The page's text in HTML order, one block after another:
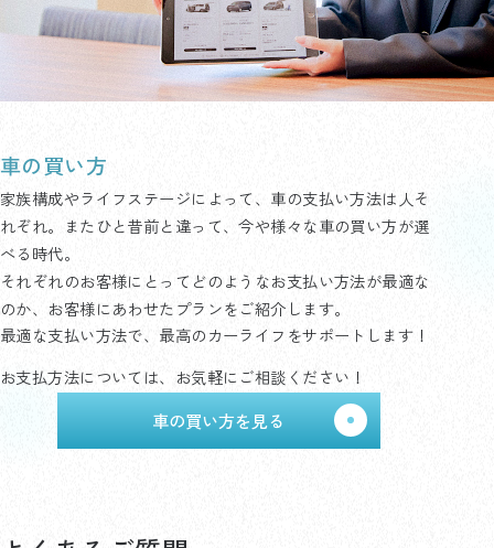
車の買い方
家族構成やライフステージによって、車の支払い方法は人そ
れぞれ。またひと昔前と違って、今や様々な車の買い方が選
べる時代。
それぞれのお客様にとってどのようなお支払い方法が最適な
のか、お客様にあわせたプランをご紹介します。
最適な支払い方法で、最高のカーライフをサポートします！
お支払方法については、お気軽にご相談ください！
車の買い方を見る